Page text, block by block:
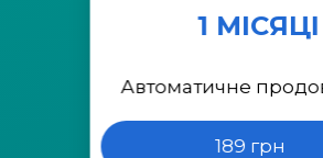
1 МІСЯЦІ
Автоматичне
189 грн